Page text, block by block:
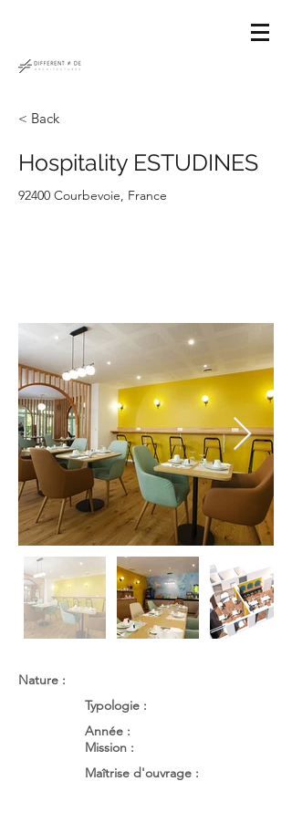
< Back
Hospitality ESTUDINES
92400 Courbevoie, France
Nature :
Typologie :
Année :
Mission :
Maîtrise d'ouvrage :